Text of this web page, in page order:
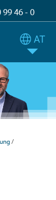
99 46 - 0